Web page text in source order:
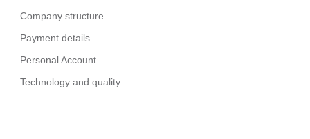
Company structure
Payment details
Personal Account
Technology and quality